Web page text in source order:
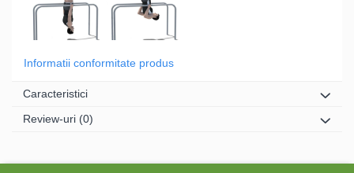
Informatii conformitate produs
Caracteristici
Review-uri (0)